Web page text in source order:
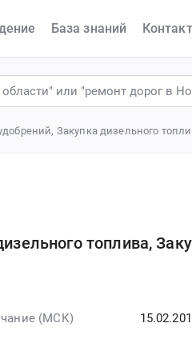
База знаний
топлива,
(МСК)